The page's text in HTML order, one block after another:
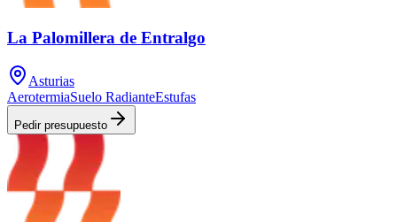
La Palomillera de Entralgo
Asturias
AerotermiaSuelo RadianteEstufas
Pedir presupuesto